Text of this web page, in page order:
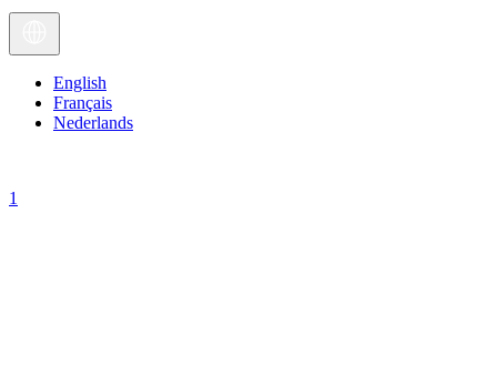
English
Français
Nederlands
1